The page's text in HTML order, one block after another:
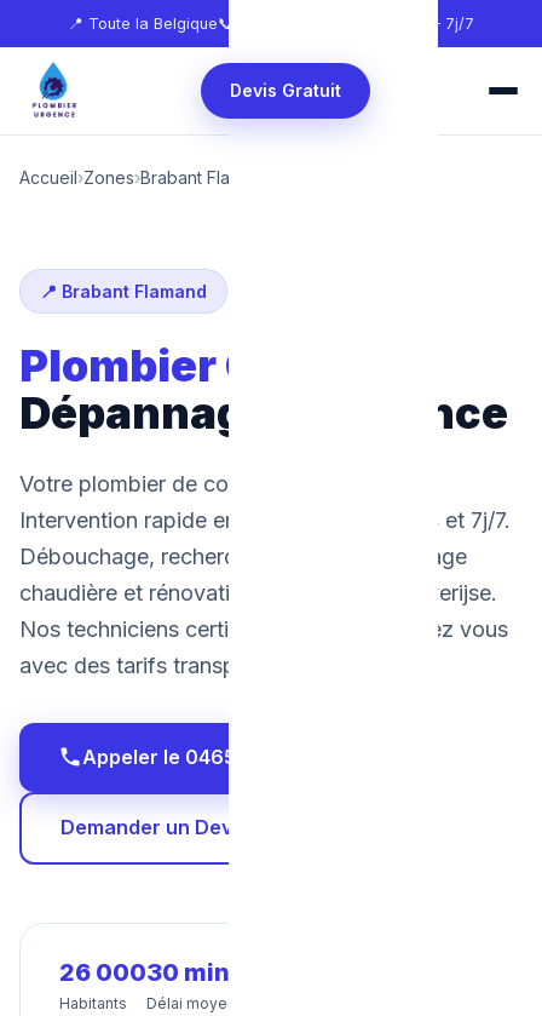
📍 Toute la Belgique📞 🕐 24h/24 — 7j/7
Devis Gratuit
Accueil›Zones›Brabant Flamand
📍 Brabant Flamand
Plombier Overijse
Dépannage d'urgence
Votre plombier de confiance à Overijse.
Intervention rapide en 30 minutes, 24h/24 et 7j/7.
Débouchage, recherche de fuite, dépannage
chaudière et rénovation salle de bain à Overijse.
Nos techniciens certifiés interviennent chez vous
avec des tarifs transparents et fixes.
Appeler le 0465 68 51 58
Demander un Devis Gratuit
26 000
Habitants
30 min
Délai moyen